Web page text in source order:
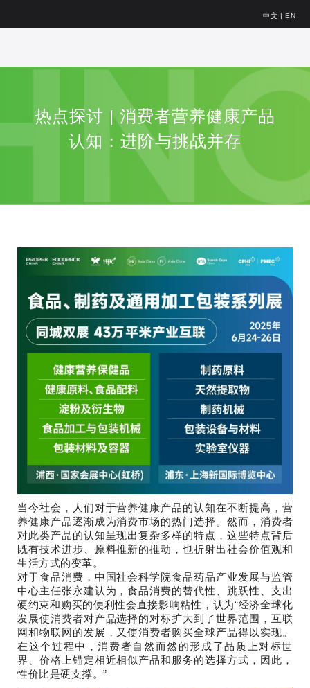
中文 | EN
热点探讨 | 消费者营养健康产品
认知：进阶与挑战并存
当今社会，人们对于营养健康产品的认知在不断提高，营
养健康产品逐渐成为消费市场的热门选择。然而，消费者
对此类产品的认知呈现出复杂多样的特点，这些特点背后
既有技术进步、原料推新的推动，也折射出社会价值观和
生活方式的变革。
对于食品消费，中国社会科学院食品药品产业发展与监管
中心主任张永建认为，食品消费的替代性、跳跃性、支出
硬约束和购买的便利性会直接影响粘性，认为“经济全球化
发展使消费者对产品选择的对标扩大到了世界范围，互联
网和物联网的发展，又使消费者购买全球产品得以实现。
在这个过程中，消费者自然而然的形成了品质上对标世
界、价格上锚定相近相似产品和服务的选择方式，因此，
性价比是硬支撑。”